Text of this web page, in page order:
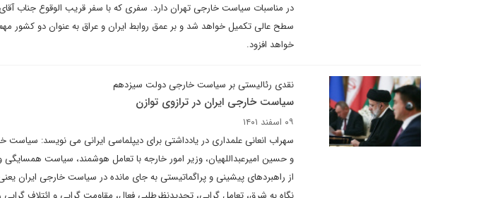
در مناسبات سیاست خارجی تهران دارد. سفری که با سفر قریب الوقوع جناب
سطح عالی تکمیل خواهد شد و بر عمق روابط ایران و عراق به عنوان دو کشور
خواهد افزود.
نقدی رئالیستی بر سیاست خارجی دولت سیزدهم
سیاست خارجی ایران در ترازوی توازن
۰۹ اسفند ۱۴۰۱
سهراب انعانی علمداری در یادداشتی برای دیپلماسی ایرانی می نویسد:
و حسین امیرعبداللهیان، وزیر امور خارجه با تعامل هوشمند، سیاست
از راهبردهای پیشینی و پراگماتیستی به جای مانده در سیاست خارجی ایران